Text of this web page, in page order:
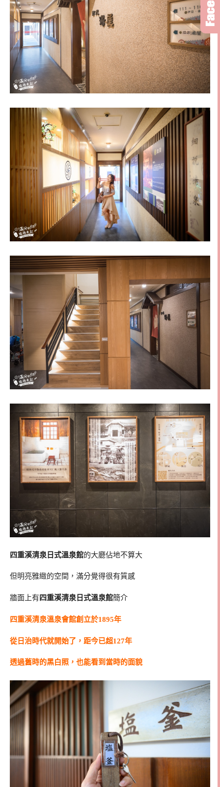
四重溪清泉日式溫泉館的大廳佔地不算大
但明亮雅緻的空間，滿分覺得很有質感
牆面上有 四重溪清泉日式溫泉館簡介
四重溪清泉溫泉會館創立於1895年
從日治時代就開始了，距今已超127年
透過舊時的黑白照，也能看到當時的面貌